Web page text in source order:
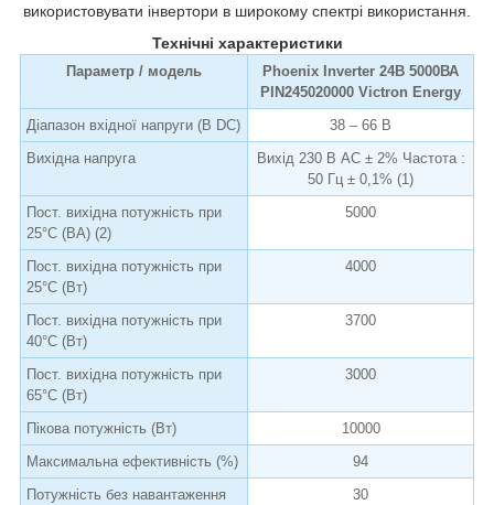
використовувати інвертори в широкому спектрі використання.
Технічні характеристики
Параметр / модель
Phoenix Inverter 24В 5000ВА
PIN245020000 Victron Energy
Діапазон вхідної напруги (В DC)
38 – 66 В
Вихідна напруга
Вихід 230 В AC ± 2% Частота :
50 Гц ± 0,1% (1)
Пост. вихідна потужність при
25°C (ВА) (2)
5000
Пост. вихідна потужність при
25°C (Вт)
4000
Пост. вихідна потужність при
40°C (Вт)
3700
Пост. вихідна потужність при
65°C (Вт)
3000
Пікова потужність (Вт)
10000
Максимальна ефективність (%)
94
Потужність без навантаження
30